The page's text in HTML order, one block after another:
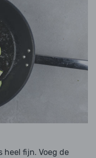
heel fijn. Voeg de